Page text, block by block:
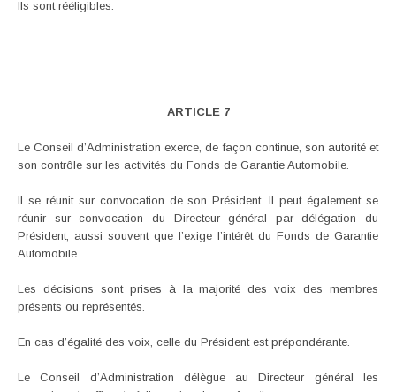
Ils sont rééligibles.
ARTICLE 7
Le Conseil d’Administration exerce, de façon continue, son autorité et
son contrôle sur les activités du Fonds de Garantie Automobile.
Il se réunit sur convocation de son Président. Il peut également se
réunir sur convocation du Directeur général par délégation du
Président, aussi souvent que l’exige l’intérêt du Fonds de Garantie
Automobile.
Les décisions sont prises à la majorité des voix des membres
présents ou représentés.
En cas d’égalité des voix, celle du Président est prépondérante.
Le Conseil d’Administration délègue au Directeur général les